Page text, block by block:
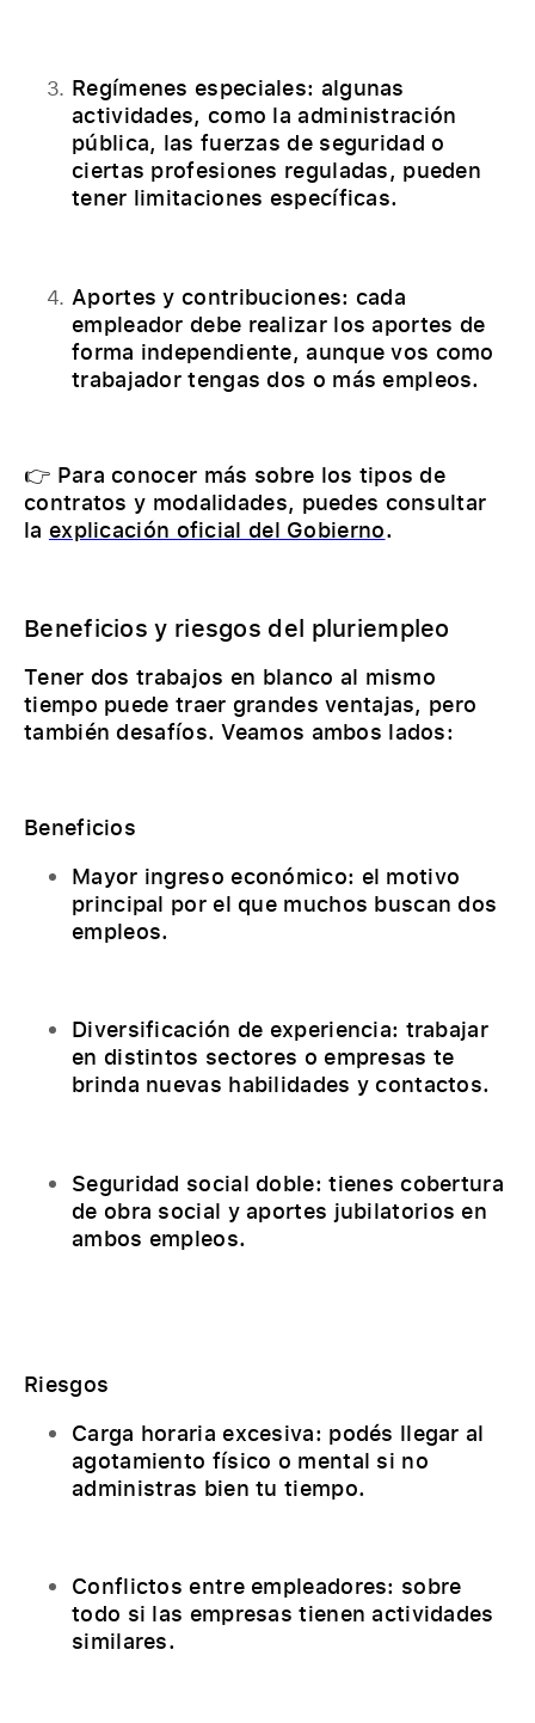
Regímenes especiales: algunas
actividades, como la administración
pública, las fuerzas de seguridad o
ciertas profesiones reguladas, pueden
tener limitaciones específicas.
Aportes y contribuciones: cada
empleador debe realizar los aportes de
forma independiente, aunque vos como
trabajador tengas dos o más empleos.
👉 Para conocer más sobre los tipos de
contratos y modalidades, puedes consultar
la explicación oficial del Gobierno.
Beneficios y riesgos del pluriempleo
Tener dos trabajos en blanco al mismo
tiempo puede traer grandes ventajas, pero
también desafíos. Veamos ambos lados:
Beneficios
Mayor ingreso económico: el motivo
principal por el que muchos buscan dos
empleos.
Diversificación de experiencia: trabajar
en distintos sectores o empresas te
brinda nuevas habilidades y contactos.
Seguridad social doble: tienes cobertura
de obra social y aportes jubilatorios en
ambos empleos.
Riesgos
Carga horaria excesiva: podés llegar al
agotamiento físico o mental si no
administras bien tu tiempo.
Conflictos entre empleadores: sobre
todo si las empresas tienen actividades
similares.